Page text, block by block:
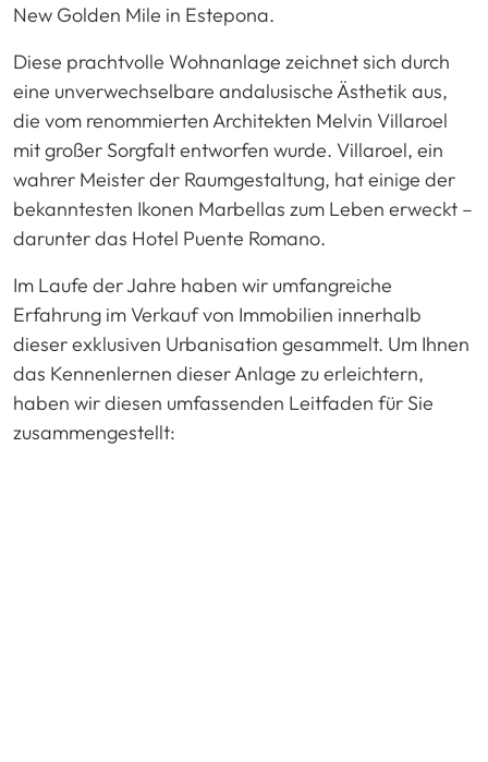
New Golden Mile in Estepona.
Diese prachtvolle Wohnanlage zeichnet sich durch
eine unverwechselbare andalusische Ästhetik aus,
die vom renommierten Architekten Melvin Villaroel
mit großer Sorgfalt entworfen wurde. Villaroel, ein
wahrer Meister der Raumgestaltung, hat einige der
bekanntesten Ikonen Marbellas zum Leben erweckt –
darunter das Hotel Puente Romano.
Im Laufe der Jahre haben wir umfangreiche
Erfahrung im Verkauf von Immobilien innerhalb
dieser exklusiven Urbanisation gesammelt. Um Ihnen
das Kennenlernen dieser Anlage zu erleichtern,
haben wir diesen umfassenden Leitfaden für Sie
zusammengestellt: